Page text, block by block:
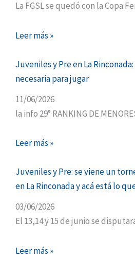
La FGSL se quedó con la Copa
Leer más »
Juveniles y Pre en La
necesaria para jugar
11/06/2026
la info 29° RANKING DE
Leer más »
Juveniles y Pre: se viene un
en La Rinconada y acá está lo
03/06/2026
El 13,14 y 15 de junio se
Leer más »